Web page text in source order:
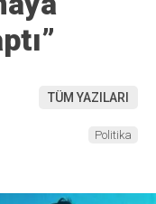
TÜM YAZILARI
Politika